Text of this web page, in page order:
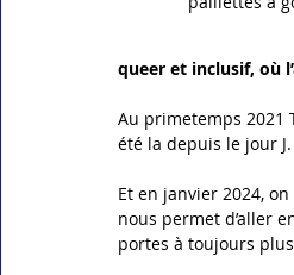
queer et inclusif, où
Au primetemps 2021
été la depuis le jour J.
Et en janvier 2024,
nous permet d’aller
portes à toujours